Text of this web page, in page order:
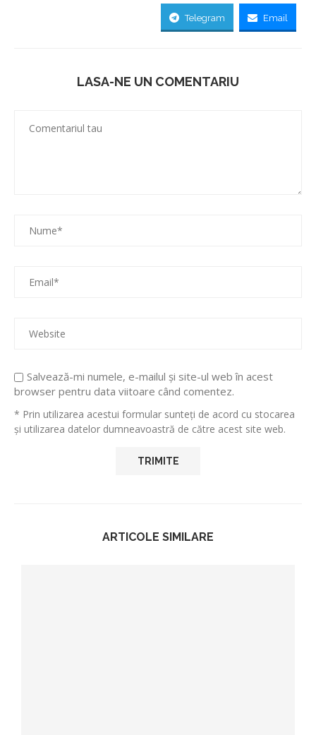
Telegram Email
LASA-NE UN COMENTARIU
Salvează-mi numele, e-mailul și site-ul web în acest
browser pentru data viitoare când comentez.
* Prin utilizarea acestui formular sunteți de acord cu stocarea
și utilizarea datelor dumneavoastră de către acest site web.
ARTICOLE SIMILARE